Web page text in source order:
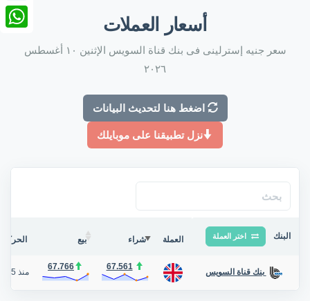
أسعار العملات
سعر جنيه إسترلينى فى بنك قناة السويس الإثنين ١٠ أغسطس
٢٠٢٦
اضغط هنا لتحديث البيانات
نزل تطبيقنا على موبايلك
البنك اختر العملة العملة شراء بيع الحركة
بنك قناة السويس
67.561
67.766
منذ 5 أيام